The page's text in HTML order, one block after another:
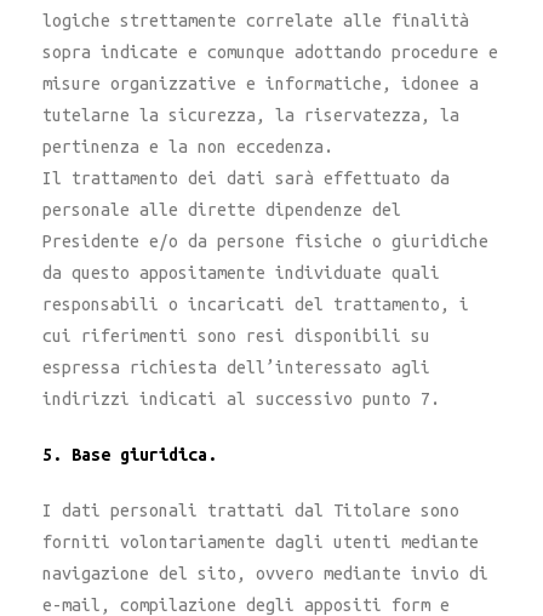
logiche strettamente correlate alle finalità
sopra indicate e comunque adottando procedure e
misure organizzative e informatiche, idonee a
tutelarne la sicurezza, la riservatezza, la
pertinenza e la non eccedenza.
Il trattamento dei dati sarà effettuato da
personale alle dirette dipendenze del
Presidente e/o da persone fisiche o giuridiche
da questo appositamente individuate quali
responsabili o incaricati del trattamento, i
cui riferimenti sono resi disponibili su
espressa richiesta dell’interessato agli
indirizzi indicati al successivo punto 7.
5. Base giuridica.
I dati personali trattati dal Titolare sono
forniti volontariamente dagli utenti mediante
navigazione del sito, ovvero mediante invio di
e-mail, compilazione degli appositi form e